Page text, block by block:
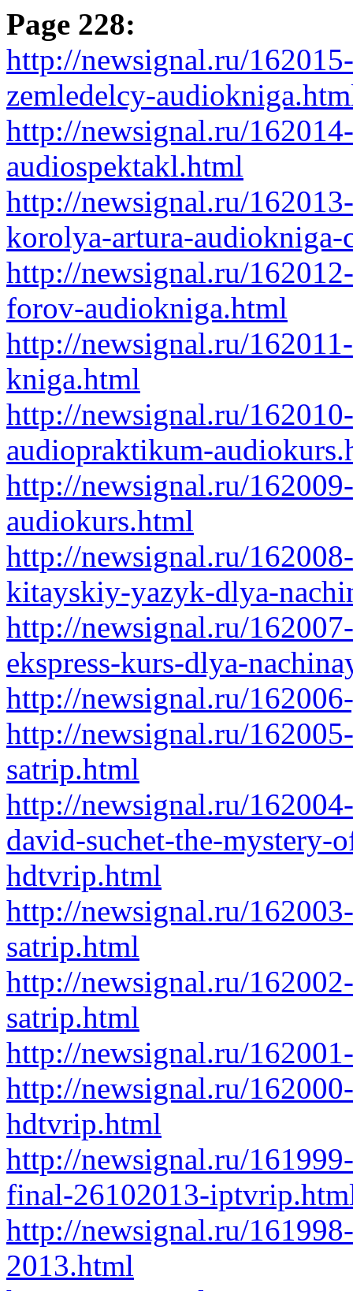
Page 228:
http://newsignal.ru/
zemledelcy-
http://newsignal.ru/
audiospektakl.html
http://newsignal.ru/
korolya-artura-
http://newsignal.ru/
forov-audiokniga.html
http://newsignal.ru/
kniga.html
http://newsignal.ru/
audiopraktikum-
http://newsignal.ru/
audiokurs.html
http://newsignal.ru/
kitayskiy-yazyk-dlya-
http://newsignal.ru/
ekspress-kurs-dlya-
http://newsignal.ru/
http://newsignal.ru/
satrip.html
http://newsignal.ru/
david-suchet-the-mystery-
hdtvrip.html
http://newsignal.ru/
satrip.html
http://newsignal.ru/
satrip.html
http://newsignal.ru/
http://newsignal.ru/
hdtvrip.html
http://newsignal.ru/
final-26102013-
http://newsignal.ru/
2013.html